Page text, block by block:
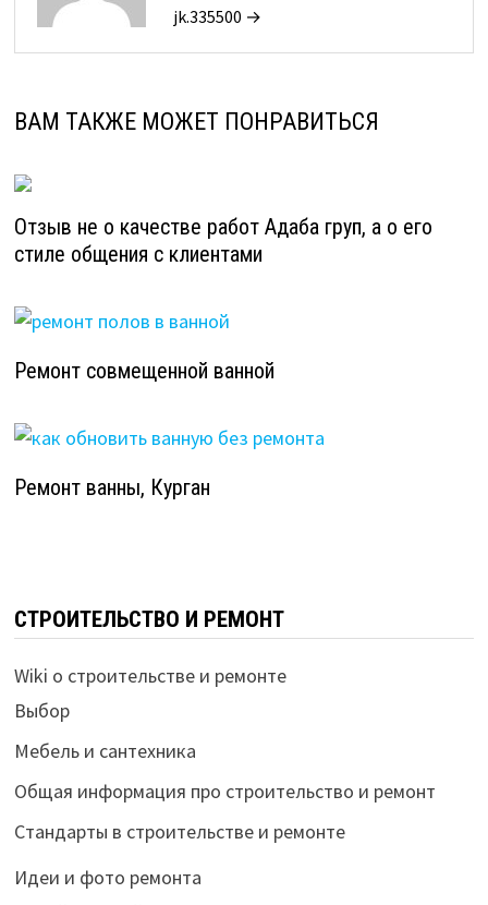
jk.335500 →
ВАМ ТАКЖЕ МОЖЕТ ПОНРАВИТЬСЯ
Отзыв не о качестве работ Адаба груп, а о его
стиле общения с клиентами
Ремонт совмещенной ванной
Ремонт ванны, Курган
СТРОИТЕЛЬСТВО И РЕМОНТ
Wiki о строительстве и ремонте
Выбор
Мебель и сантехника
Общая информация про строительство и ремонт
Стандарты в строительстве и ремонте
Идеи и фото ремонта